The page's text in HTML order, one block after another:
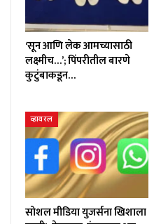
‘सून आणि लेक आमच्यासाठी
लक्ष्मीच…’; पिंपरीतील बारणे
कुटुंबाकडून…
व्हायरल
सोशल मीडिया युजर्सना खिशाला